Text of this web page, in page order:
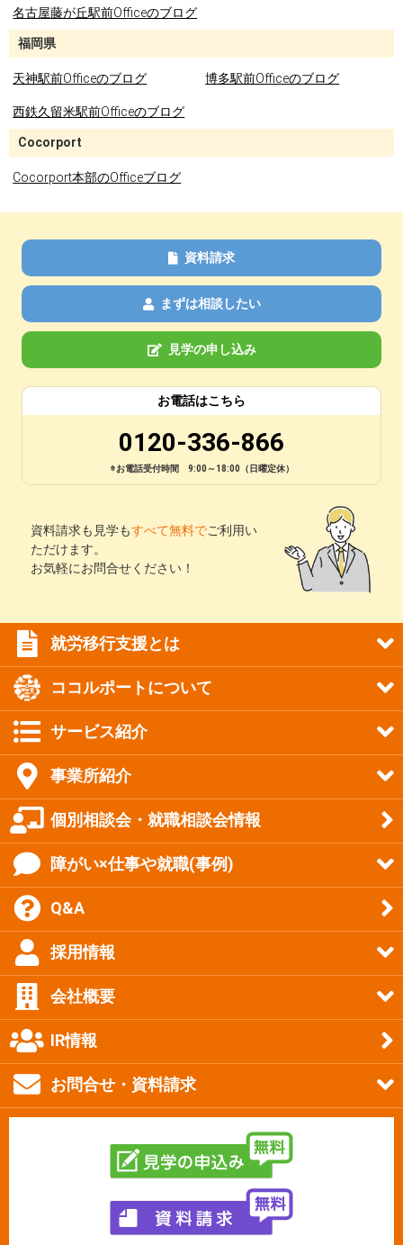
名古屋藤が丘駅前Officeのブログ
福岡県
天神駅前Officeのブログ 博多駅前Officeのブログ
西鉄久留米駅前Officeのブログ
Cocorport
Cocorport本部のOfficeブログ
資料請求
まずは相談したい
見学の申し込み
お電話はこちら
0120-336-866
※お電話受付時間 9:00～18:00（日曜定休）
資料請求も見学もすべて無料でご利用い
ただけます。
お気軽にお問合せください！
就労移行支援とは
ココルポートについて
サービス紹介
事業所紹介
個別相談会・就職相談会情報
障がい×仕事や就職(事例)
Q&A
採用情報
会社概要
IR情報
お問合せ・資料請求